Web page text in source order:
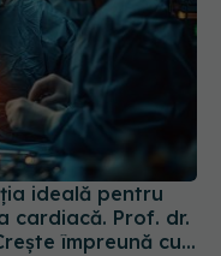
cardiacă. Prof. dr.
împreună cu